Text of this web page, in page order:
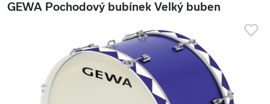
GEWA Pochodový bubínek Velký buben